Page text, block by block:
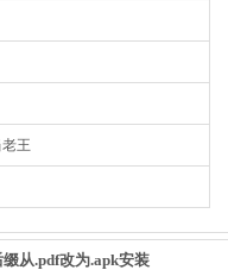
王
从.pdf改为.apk安装